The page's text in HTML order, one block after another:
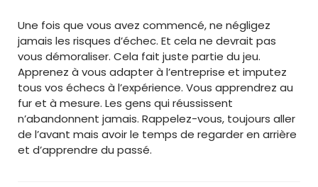
Une fois que vous avez commencé, ne négligez
jamais les risques d’échec. Et cela ne devrait pas
vous démoraliser. Cela fait juste partie du jeu.
Apprenez à vous adapter à l’entreprise et imputez
tous vos échecs à l’expérience. Vous apprendrez au
fur et à mesure. Les gens qui réussissent
n’abandonnent jamais. Rappelez-vous, toujours aller
de l’avant mais avoir le temps de regarder en arrière
et d’apprendre du passé.